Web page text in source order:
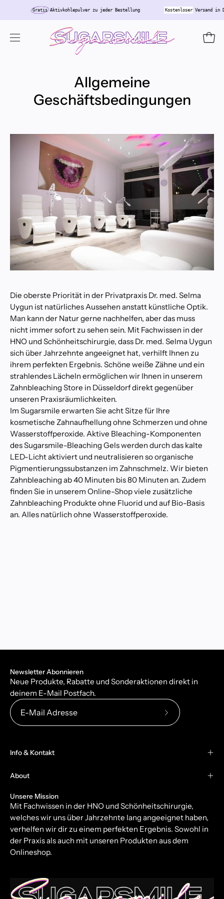
überspringen
GratisAktivkohlepulver zu jeder Bestellung KostenloserVersand
Navigationsmenü
Allgemeine
Geschäftsbedingungen
Die oberste Priorität in der Privatpraxis Dr. med. Selma
Uygun ist natürliches Aussehen anstatt künstliche Optik.
Man kann der Natur gerne nachhelfen, aber das muss
nicht immer sofort zu sehen sein. Mit Fachwissen in der
HNO und Schönheitschirurgie, dass Dr. med. Selma Uygun
sich über Jahrzehnte angeeignet hat, verhilft Ihnen zu
ihrem perfekten Ergebnis. Schöne weiße Zähne und ein
strahlendes Lächeln ermöglichen wir Ihnen in unserem
Zahnbleaching Store in Düsseldorf direkt gegenüber
unseren Praxisräumlichkeiten.
Im Sugarsmile erwarten Sie acht Sitze für Ihre
kosmetische Zahnaufhellung ohne Schmerzen und ohne
Wasserstoffperoxide. Aktive Bleaching-Komponenten
des Sugarsmile-Bleaching Gels werden durch das kalte
LED-Licht aktiviert und neutralisieren so organische
Pigmentierungssubstanzen im Zahnschmelz. Wir bieten
Zahnbleaching ab 40 Minuten bis 80 Minuten an. Zudem
finden Sie in unserem Online-Shop viele zusätzliche
Zahnbleaching Produkte ohne Fluorid und auf Bio-Basis
an. Alles natürlich ohne Wasserstoffperoxide.
Newsletter Abonnieren
Neue Produkte, Rabatte und Sonderaktionen direkt in
deinem E-Mail Postfach.
Abonniere
Info & Kontakt
About
Unsere Mission
Mit Fachwissen in der HNO und Schönheitschirurgie,
welches wir uns über Jahrzehnte lang angeeignet haben,
verhelfen wir dir zu einem perfekten Ergebnis. Sowohl in
der Praxis als auch mit unseren Produkten aus dem
Onlineshop.